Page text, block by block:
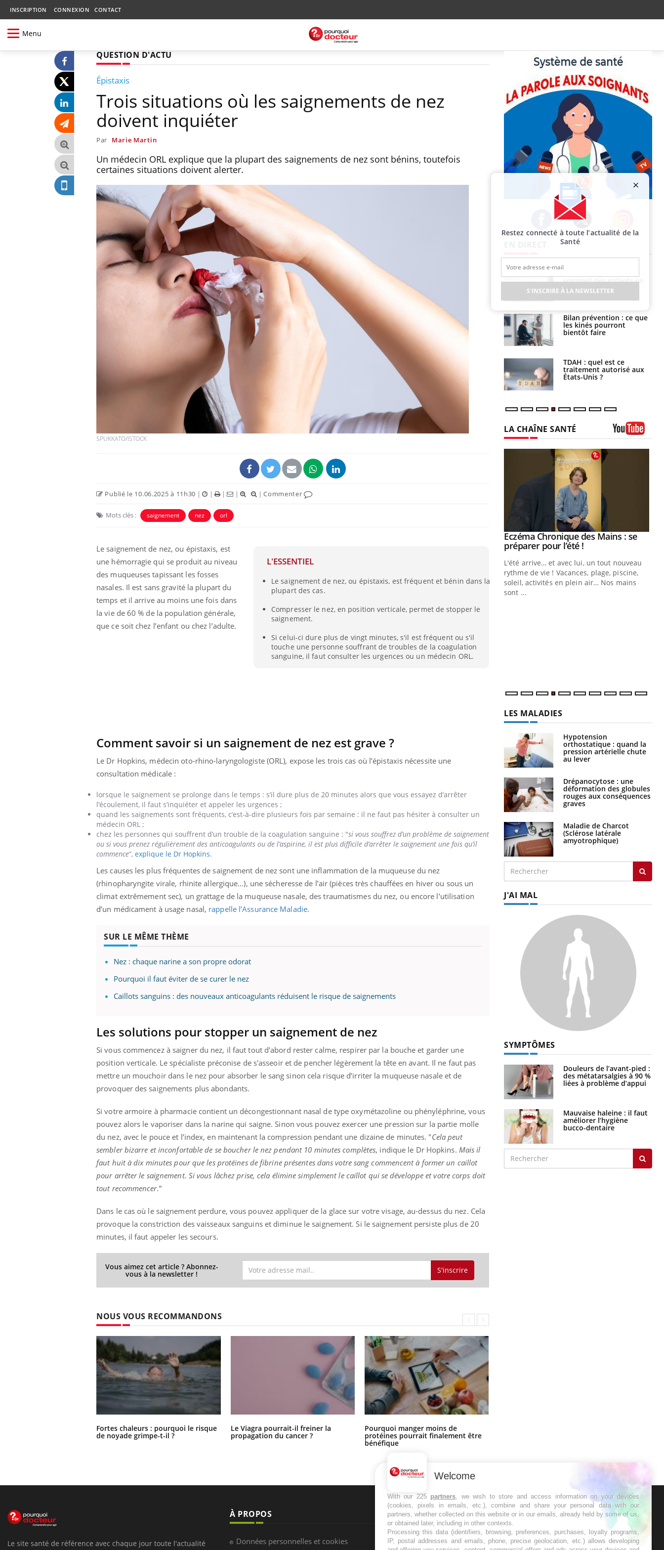
INSCRIPTION CONNEXION CONTACT
Menu
QUESTION D'ACTU
Épistaxis
Trois situations où les saignements de nez
doivent inquiéter
Par Marie Martin
Un médecin ORL explique que la plupart des saignements de nez sont bénins, toutefois
certaines situations doivent alerter.
SPUKKATO/ISTOCK
Publié le 10.06.2025 à 11h30 | | | | |Commenter
Mots clés : saignement nez orl
L'ESSENTIEL
Le saignement de nez, ou épistaxis, est fréquent et bénin dans la
plupart des cas.
Compresser le nez, en position verticale, permet de stopper le
saignement.
Si celui-ci dure plus de vingt minutes, s'il est fréquent ou s'il
touche une personne souffrant de troubles de la coagulation
sanguine, il faut consulter les urgences ou un médecin ORL.
Le saignement de nez, ou épistaxis, est
une hémorragie qui se produit au niveau
des muqueuses tapissant les fosses
nasales. Il est sans gravité la plupart du
temps et il arrive au moins une fois dans
la vie de 60 % de la population générale,
que ce soit chez l’enfant ou chez l’adulte.
Comment savoir si un saignement de nez est grave ?
Le Dr Hopkins, médecin oto-rhino-laryngologiste (ORL), expose les trois cas où l’épistaxis nécessite une
consultation médicale :
lorsque le saignement se prolonge dans le temps : s’il dure plus de 20 minutes alors que vous essayez d’arrêter
l’écoulement, il faut s’inquiéter et appeler les urgences ;
quand les saignements sont fréquents, c’est-à-dire plusieurs fois par semaine : il ne faut pas hésiter à consulter un
médecin ORL ;
chez les personnes qui souffrent d’un trouble de la coagulation sanguine : "si vous souffrez d’un problème de saignement
ou si vous prenez régulièrement des anticoagulants ou de l’aspirine, il est plus difficile d’arrêter le saignement une fois qu’il
commence”, explique le Dr Hopkins.
Les causes les plus fréquentes de saignement de nez sont une inflammation de la muqueuse du nez
(rhinopharyngite virale, rhinite allergique…), une sécheresse de l’air (pièces très chauffées en hiver ou sous un
climat extrêmement sec), un grattage de la muqueuse nasale, des traumatismes du nez, ou encore l’utilisation
d’un médicament à usage nasal, rappelle l’Assurance Maladie.
SUR LE MÊME THÈME
Nez : chaque narine a son propre odorat
Pourquoi il faut éviter de se curer le nez
Caillots sanguins : des nouveaux anticoagulants réduisent le risque de saignements
Les solutions pour stopper un saignement de nez
Si vous commencez à saigner du nez, il faut tout d'abord rester calme, respirer par la bouche et garder une
position verticale. Le spécialiste préconise de s'asseoir et de pencher légèrement la tête en avant. Il ne faut pas
mettre un mouchoir dans le nez pour absorber le sang sinon cela risque d’irriter la muqueuse nasale et de
provoquer des saignements plus abondants.
Si votre armoire à pharmacie contient un décongestionnant nasal de type oxymétazoline ou phényléphrine, vous
pouvez alors le vaporiser dans la narine qui saigne. Sinon vous pouvez exercer une pression sur la partie molle
du nez, avec le pouce et l’index, en maintenant la compression pendant une dizaine de minutes. "Cela peut
sembler bizarre et inconfortable de se boucher le nez pendant 10 minutes complètes, indique le Dr Hopkins. Mais il
faut huit à dix minutes pour que les protéines de fibrine présentes dans votre sang commencent à former un caillot
pour arrêter le saignement. Si vous lâchez prise, cela élimine simplement le caillot qui se développe et votre corps doit
tout recommencer.”
Dans le cas où le saignement perdure, vous pouvez appliquer de la glace sur votre visage, au-dessus du nez. Cela
provoque la constriction des vaisseaux sanguins et diminue le saignement. Si le saignement persiste plus de 20
minutes, il faut appeler les secours.
Vous aimez cet article ? Abonnez-
vous à la newsletter ! S'inscrire
NOUS VOUS RECOMMANDONS
Fortes chaleurs : pourquoi le risque
de noyade grimpe-t-il ?
Le Viagra pourrait-il freiner la
propagation du cancer ?
Pourquoi manger moins de
protéines pourrait finalement être
bénéfique
Facebook Twitter Instagram
Fortes chaleurs :
pourquoi le risque de
noyade grimpe-t-il ?
Le Viagra pourrait-il
freiner la propagation du
Pourquoi manger moins
de protéines pourrait
finalement être bénéfique
Grossesse et chaleur : ce
que dit la science
Le smartphone nuit-il à
l'apprentissage de la
Mordue par une tique en
vacances, elle reste dans
le coma pendant 42 jours
barracuda, une petite fille
secourue grâce à un
réflexe essentiel
Légionellose en Suisse :
quelle est l’origine de la
contamination ?
Allergies alimentaires :
une nouvelle arme contre
les réactions sévères
sommeil des enfants en
vacances ?
Bilan prévention : ce que
les kinés pourront
bientôt faire
TDAH : quel est ce
traitement autorisé aux
États-Unis ?
LA CHAÎNE SANTÉ
expliquer ma maladieYoutube
Il y a des sujets qui sont faciles à aborder...
d'autres non ! D'un côté, poser des
questions sur la maladie d'un proche c'est
Carence en fer : comprendre pour
Youtube
Fatigue, irritabilité, brouillard mental ou
même alopécie… Les symptômes de la
carence en fer sont multiples ce qui la rend
patients comme parfois chez les soignants.
Youtube
Eczéma Chronique des Mains : se
préparer pour l’été !Youtube
L'été arrive… et avec lui, un tout nouveau
rythme de vie ! Vacances, plage, piscine,
soleil, activités en plein air… Nos mains
sont ...
LES MALADIES
Hypotension
orthostatique : quand la
pression artérielle chute
au lever
Drépanocytose : une
déformation des globules
rouges aux conséquences
graves
Maladie de Charcot
(Sclérose latérale
amyotrophique)
J'AI MAL
SYMPTÔMES
Douleurs de l’avant-pied :
des métatarsalgies à 90 %
liées à problème d’appui
Mauvaise haleine : il faut
améliorer l’hygiène
bucco-dentaire
Restez connecté à toute l’actualité de la
Santé
S'INSCRIRE À LA NEWSLETTER
Le site santé de référence avec chaque jour toute l'actualité
À PROPOS
Données personnelles et cookies
NEWSLETTER
Recevez toutes les semaines les meilleures
Welcome
With our 225 partners, we wish to store and access information on your devices
(cookies, pixels in emails, etc.), combine and share your personal data with our
partners, whether collected on this website or in our emails, already held by some of us,
or obtained later, including in other contexts.
Processing this data (identifiers, browsing, preferences, purchases, loyalty programs,
IP, postal addresses and emails, phone, precise geolocation, etc.) allows developing